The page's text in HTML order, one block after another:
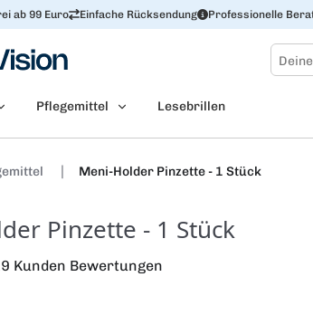
ab 99 Euro Einfache Rücksendung Professionelle
Pflegemittel Lesebrillen
Meni-Holder Pinzette - 1 Stück
Pinzette - 1 Stück
Kunden Bewertungen